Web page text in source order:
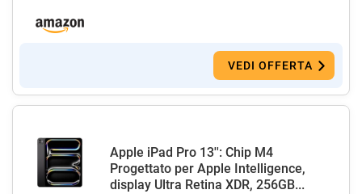
VEDI OFFERTA
Apple iPad Pro 13'': Chip M4
Progettato per Apple Intelligence,
display Ultra Retina XDR, 256GB...